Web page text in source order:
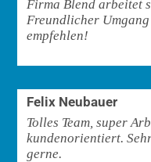
Firma Blend arbeitet
Freundlicher
empfehlen!
Felix Neubauer
Tolles Team, super
kundenorientiert.
gerne.